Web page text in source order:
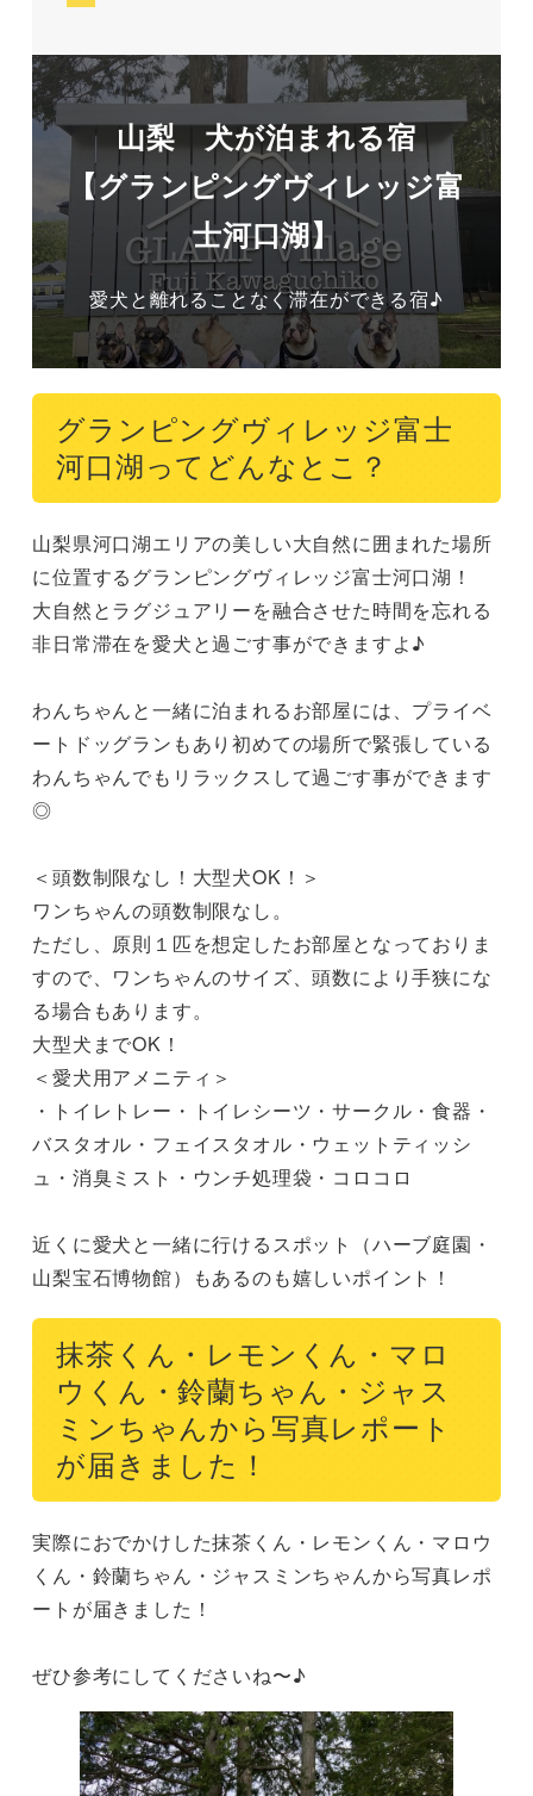
山梨 犬が泊まれる宿
【グランピングヴィレッジ富
士河口湖】
愛犬と離れることなく滞在ができる宿♪
グランピングヴィレッジ富士
河口湖ってどんなとこ？
山梨県河口湖エリアの美しい大自然に囲まれた場所
に位置するグランピングヴィレッジ富士河口湖！
大自然とラグジュアリーを融合させた時間を忘れる
非日常滞在を愛犬と過ごす事ができますよ♪
わんちゃんと一緒に泊まれるお部屋には、プライベ
ートドッグランもあり初めての場所で緊張している
わんちゃんでもリラックスして過ごす事ができます
◎
＜頭数制限なし！大型犬OK！＞
ワンちゃんの頭数制限なし。
ただし、原則１匹を想定したお部屋となっておりま
すので、ワンちゃんのサイズ、頭数により手狭にな
る場合もあります。
大型犬までOK！
＜愛犬用アメニティ＞
・トイレトレー・トイレシーツ・サークル・食器・
バスタオル・フェイスタオル・ウェットティッシ
ュ・消臭ミスト・ウンチ処理袋・コロコロ
近くに愛犬と一緒に行けるスポット（ハーブ庭園・
山梨宝石博物館）もあるのも嬉しいポイント！
抹茶くん・レモンくん・マロ
ウくん・鈴蘭ちゃん・ジャス
ミンちゃんから写真レポート
が届きました！
実際におでかけした抹茶くん・レモンくん・マロウ
くん・鈴蘭ちゃん・ジャスミンちゃんから写真レポ
ートが届きました！
ぜひ参考にしてくださいね〜♪